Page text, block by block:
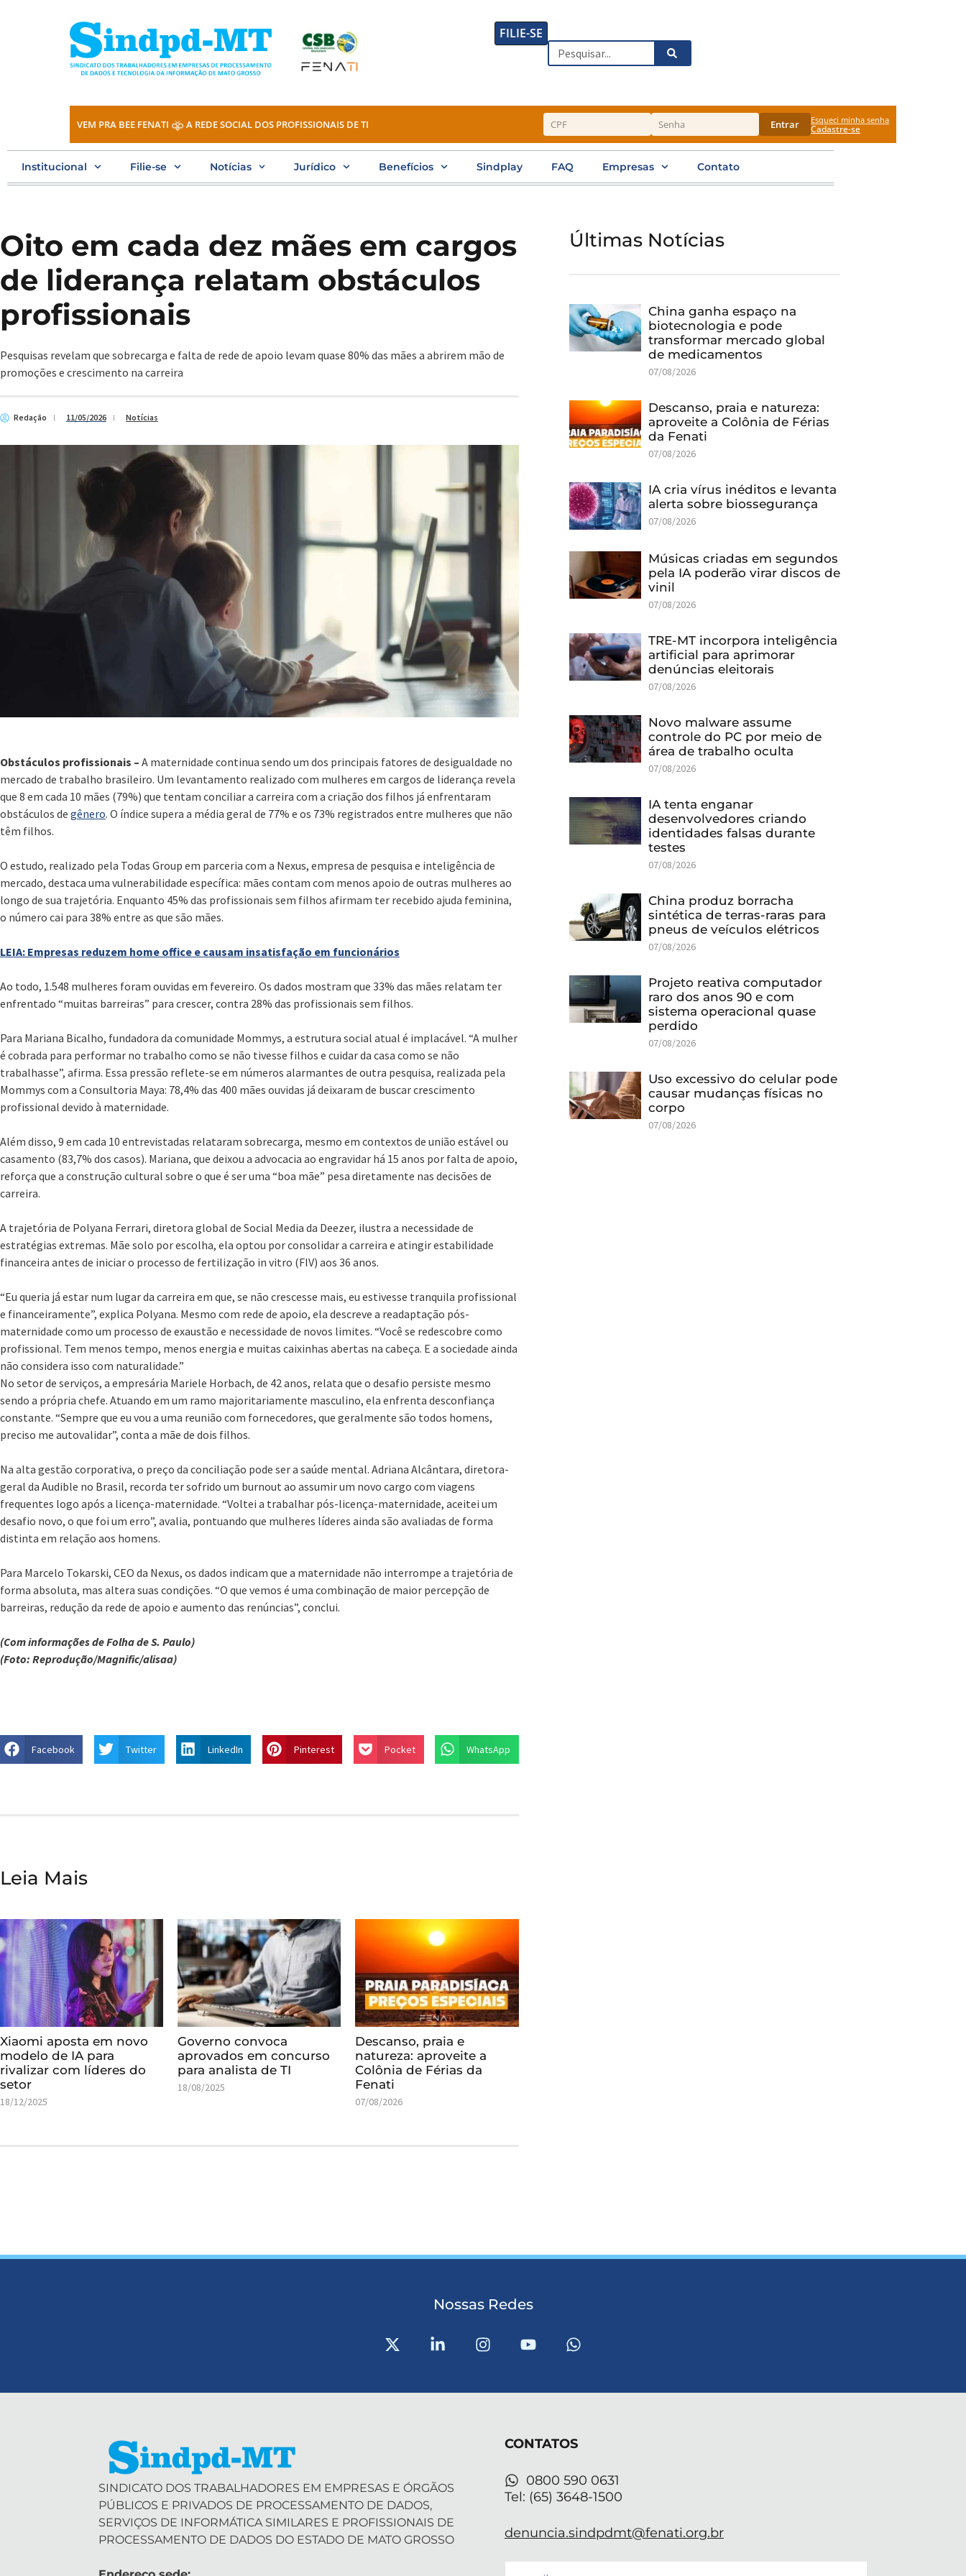
FILIE-SE
Search
VEM PRA BEE FENATI A REDE SOCIAL DOS PROFISSIONAIS DE TI Entrar Esqueci minha senha
Cadastre-se
Institucional Filie-se Notícias Jurídico Benefícios Sindplay FAQ Empresas Contato
Oito em cada dez mães em cargos
de liderança relatam obstáculos
profissionais
Pesquisas revelam que sobrecarga e falta de rede de apoio levam quase 80% das mães a abrirem mão de
promoções e crescimento na carreira
Redação 11/05/2026 Notícias
Obstáculos profissionais – A maternidade continua sendo um dos principais fatores de desigualdade no
mercado de trabalho brasileiro. Um levantamento realizado com mulheres em cargos de liderança revela
que 8 em cada 10 mães (79%) que tentam conciliar a carreira com a criação dos filhos já enfrentaram
obstáculos de gênero. O índice supera a média geral de 77% e os 73% registrados entre mulheres que não
têm filhos.
O estudo, realizado pela Todas Group em parceria com a Nexus, empresa de pesquisa e inteligência de
mercado, destaca uma vulnerabilidade específica: mães contam com menos apoio de outras mulheres ao
longo de sua trajetória. Enquanto 45% das profissionais sem filhos afirmam ter recebido ajuda feminina,
o número cai para 38% entre as que são mães.
LEIA: Empresas reduzem home office e causam insatisfação em funcionários
Ao todo, 1.548 mulheres foram ouvidas em fevereiro. Os dados mostram que 33% das mães relatam ter
enfrentado “muitas barreiras” para crescer, contra 28% das profissionais sem filhos.
Para Mariana Bicalho, fundadora da comunidade Mommys, a estrutura social atual é implacável. “A mulher
é cobrada para performar no trabalho como se não tivesse filhos e cuidar da casa como se não
trabalhasse”, afirma. Essa pressão reflete-se em números alarmantes de outra pesquisa, realizada pela
Mommys com a Consultoria Maya: 78,4% das 400 mães ouvidas já deixaram de buscar crescimento
profissional devido à maternidade.
Além disso, 9 em cada 10 entrevistadas relataram sobrecarga, mesmo em contextos de união estável ou
casamento (83,7% dos casos). Mariana, que deixou a advocacia ao engravidar há 15 anos por falta de apoio,
reforça que a construção cultural sobre o que é ser uma “boa mãe” pesa diretamente nas decisões de
carreira.
A trajetória de Polyana Ferrari, diretora global de Social Media da Deezer, ilustra a necessidade de
estratégias extremas. Mãe solo por escolha, ela optou por consolidar a carreira e atingir estabilidade
financeira antes de iniciar o processo de fertilização in vitro (FIV) aos 36 anos.
“Eu queria já estar num lugar da carreira em que, se não crescesse mais, eu estivesse tranquila profissional
e financeiramente”, explica Polyana. Mesmo com rede de apoio, ela descreve a readaptação pós-
maternidade como um processo de exaustão e necessidade de novos limites. “Você se redescobre como
profissional. Tem menos tempo, menos energia e muitas caixinhas abertas na cabeça. E a sociedade ainda
não considera isso com naturalidade.”
No setor de serviços, a empresária Mariele Horbach, de 42 anos, relata que o desafio persiste mesmo
sendo a própria chefe. Atuando em um ramo majoritariamente masculino, ela enfrenta desconfiança
constante. “Sempre que eu vou a uma reunião com fornecedores, que geralmente são todos homens,
preciso me autovalidar”, conta a mãe de dois filhos.
Na alta gestão corporativa, o preço da conciliação pode ser a saúde mental. Adriana Alcântara, diretora-
geral da Audible no Brasil, recorda ter sofrido um burnout ao assumir um novo cargo com viagens
frequentes logo após a licença-maternidade. “Voltei a trabalhar pós-licença-maternidade, aceitei um
desafio novo, o que foi um erro”, avalia, pontuando que mulheres líderes ainda são avaliadas de forma
distinta em relação aos homens.
Para Marcelo Tokarski, CEO da Nexus, os dados indicam que a maternidade não interrompe a trajetória de
forma absoluta, mas altera suas condições. “O que vemos é uma combinação de maior percepção de
barreiras, redução da rede de apoio e aumento das renúncias”, conclui.
(Com informações de Folha de S. Paulo)
(Foto: Reprodução/Magnific/alisaa)
Facebook Twitter LinkedIn Pinterest Pocket WhatsApp
Leia Mais
Xiaomi aposta em novo
modelo de IA para
rivalizar com líderes do
setor
18/12/2025
Governo convoca
aprovados em concurso
para analista de TI
18/08/2025
Descanso, praia e
natureza: aproveite a
Colônia de Férias da
Fenati
07/08/2026
Últimas Notícias
China ganha espaço na
biotecnologia e pode
transformar mercado global
de medicamentos
07/08/2026
Descanso, praia e natureza:
aproveite a Colônia de Férias
da Fenati
07/08/2026
IA cria vírus inéditos e levanta
alerta sobre biossegurança
07/08/2026
Músicas criadas em segundos
pela IA poderão virar discos de
vinil
07/08/2026
TRE-MT incorpora inteligência
artificial para aprimorar
denúncias eleitorais
07/08/2026
Novo malware assume
controle do PC por meio de
área de trabalho oculta
07/08/2026
IA tenta enganar
desenvolvedores criando
identidades falsas durante
testes
07/08/2026
China produz borracha
sintética de terras-raras para
pneus de veículos elétricos
07/08/2026
Projeto reativa computador
raro dos anos 90 e com
sistema operacional quase
perdido
07/08/2026
Uso excessivo do celular pode
causar mudanças físicas no
corpo
07/08/2026
Nossas Redes
X
-
L
i
i
n
I
n
Y
o
e
W
h
p
p
SINDICATO DOS TRABALHADORES EM EMPRESAS E ÓRGÃOS
PÚBLICOS E PRIVADOS DE PROCESSAMENTO DE DADOS,
SERVIÇOS DE INFORMÁTICA SIMILARES E PROFISSIONAIS DE
PROCESSAMENTO DE DADOS DO ESTADO DE MATO GROSSO
CONTATOS
0800 590 0631
Tel: (65) 3648-1500
denuncia.sindpdmt@fenati.org.br